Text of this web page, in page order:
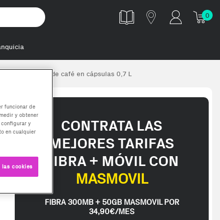
0
Máquina de café en cápsulas 0,7 L
CONTRATA LAS
MEJORES TARIFAS
FIBRA + MÓVIL CON
MASMOVIL
FIBRA 300MB + 50GB MASMOVIL POR
34,90€/MES
funcionar de
y obtener
y
en cualquier
cookies